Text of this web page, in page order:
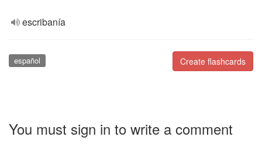
escribanía
Create flashcards
español
You must sign in to write a comment